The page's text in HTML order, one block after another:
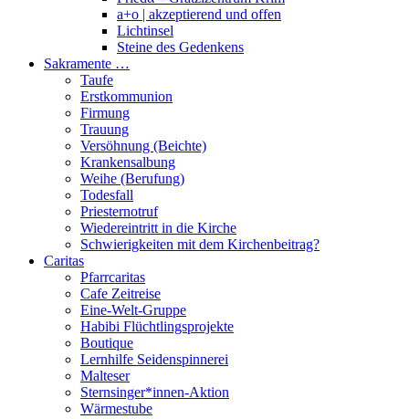
a+o | akzeptierend und offen
Lichtinsel
Steine des Gedenkens
Sakramente …
Taufe
Erstkommunion
Firmung
Trauung
Versöhnung (Beichte)
Krankensalbung
Weihe (Berufung)
Todesfall
Priesternotruf
Wiedereintritt in die Kirche
Schwierigkeiten mit dem Kirchenbeitrag?
Caritas
Pfarrcaritas
Cafe Zeitreise
Eine-Welt-Gruppe
Habibi Flüchtlingsprojekte
Boutique
Lernhilfe Seidenspinnerei
Malteser
Sternsinger*innen-Aktion
Wärmestube